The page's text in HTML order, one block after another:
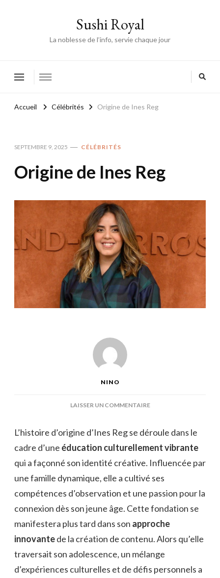
Sushi Royal
La noblesse de l’info, servie chaque jour
Accueil Célébrités Origine de Ines Reg
SEPTEMBRE 9, 2025 CÉLÉBRITÉS
Origine de Ines Reg
NINO
LAISSER UN COMMENTAIRESUR
INES
REG
L’histoire d’origine d’Ines Reg se déroule dans le
cadre d’une éducation culturellement vibrante
qui a façonné son identité créative. Influencée par
une famille dynamique, elle a cultivé ses
compétences d’observation et une passion pour la
connexion dès son jeune âge. Cette fondation se
manifestera plus tard dans son approche
innovantede la création de contenu. Alors qu’elle
traversait son adolescence, un mélange
d’expériences culturelles et de défis personnels a